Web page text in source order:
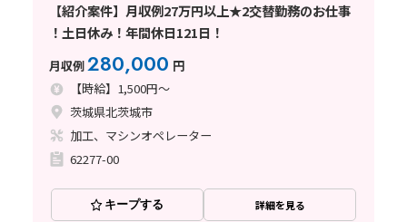
【紹介案件】月収例27万円以上★2交替勤務のお仕事
！土日休み！年間休日121日！
月収例280,000 円
【時給】1,500円～
茨城県北茨城市
加工、マシンオペレーター
62277-00
キープする 詳細を見る